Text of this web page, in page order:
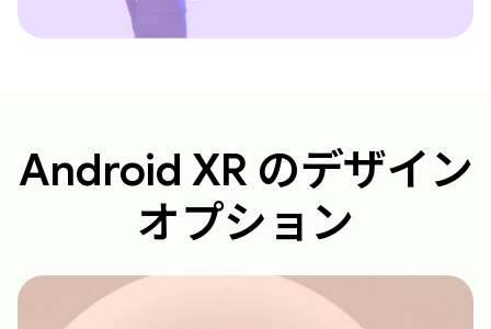
Android XR のデザイン
オプション